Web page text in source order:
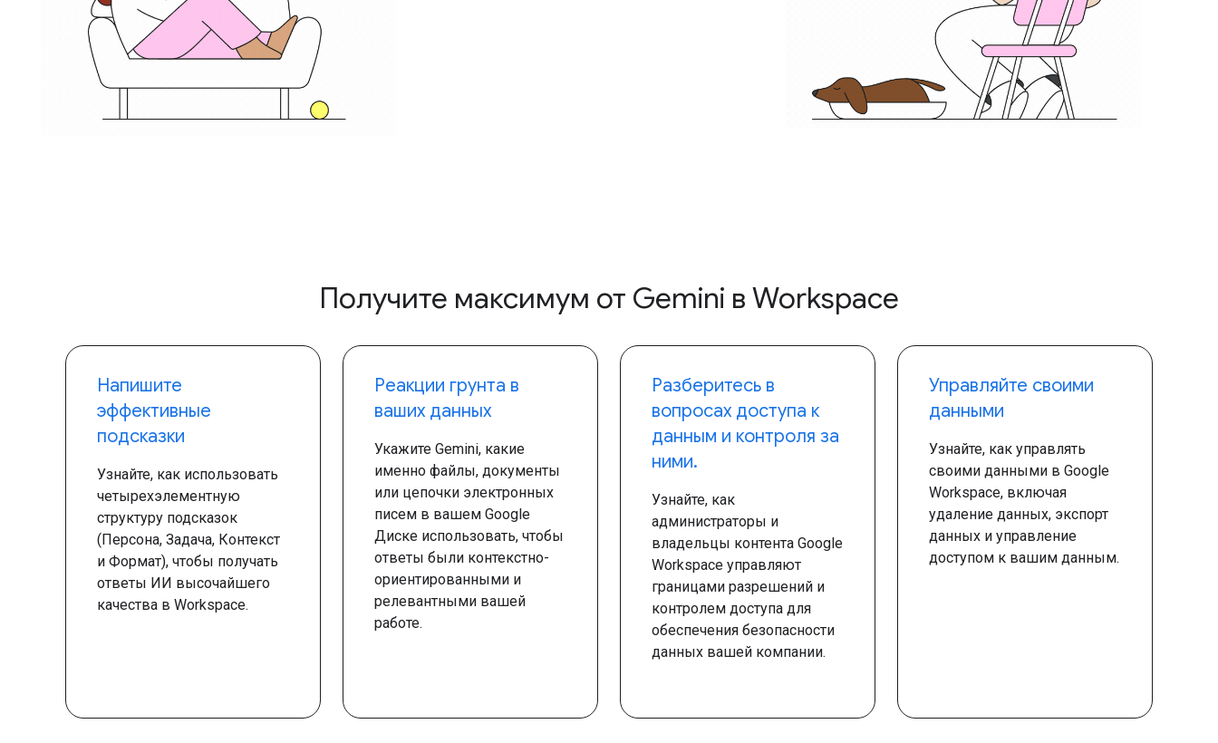
Получите максимум от Gemini в Workspace
Напишите
эффективные
подсказки
Узнайте, как использовать
четырехэлементную
структуру подсказок
(Персона, Задача, Контекст
и Формат), чтобы получать
ответы ИИ высочайшего
качества в Workspace.
Реакции грунта в
ваших данных
Укажите Gemini, какие
именно файлы, документы
или цепочки электронных
писем в вашем Google
Диске использовать, чтобы
ответы были контекстно-
ориентированными и
релевантными вашей
работе.
Разберитесь в
вопросах доступа к
данным и контроля за
ними.
Узнайте, как
администраторы и
владельцы контента Google
Workspace управляют
границами разрешений и
контролем доступа для
обеспечения безопасности
данных вашей компании.
Управляйте своими
данными
Узнайте, как управлять
своими данными в Google
Workspace, включая
удаление данных, экспорт
данных и управление
доступом к вашим данным.